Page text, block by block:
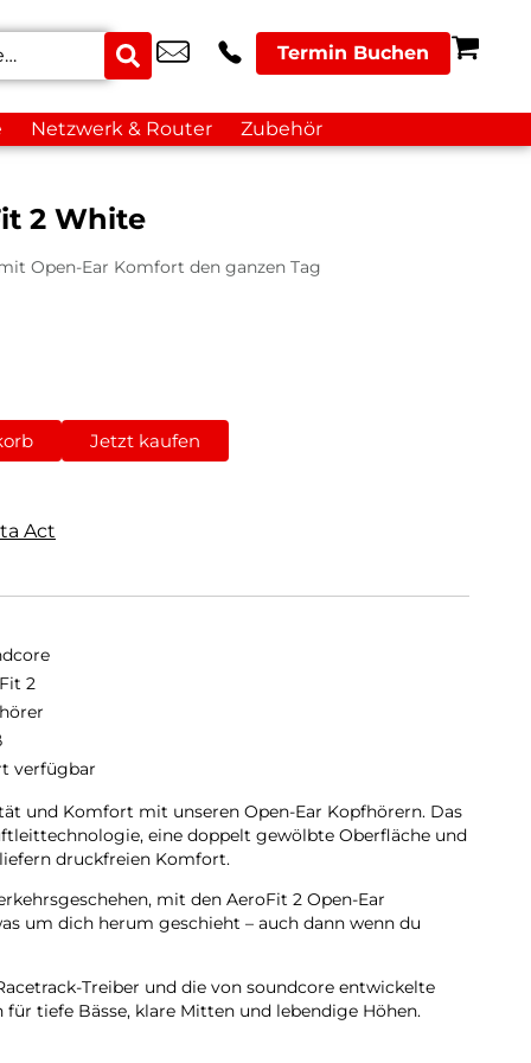
Termin Buchen
Netzwerk & Router Zubehör
2 White
Open-Ear Komfort den ganzen Tag
Jetzt kaufen
Act
2
verfügbar
und Komfort mit unseren Open-Ear Kopfhörern. Das
eine doppelt gewölbte Oberfläche und
druckfreien Komfort.
mit den AeroFit 2 Open-Ear
um dich herum geschieht – auch dann wenn du
Treiber und die von soundcore entwickelte
für tiefe Bässe, klare Mitten und lebendige Höhen.
Klang, verfeinert durch LDAC.